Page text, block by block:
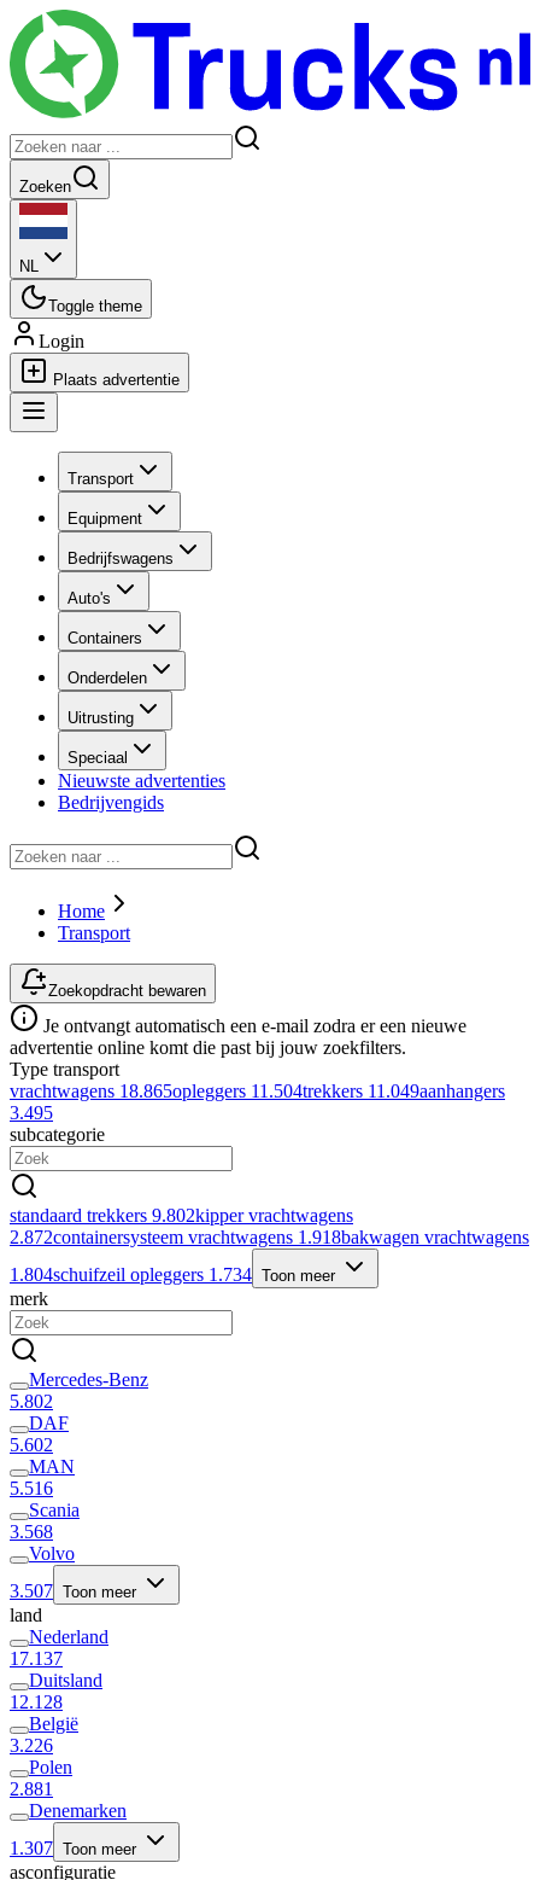
Zoeken
NL
Toggle theme
Login
Plaats advertentie
Transport
Equipment
Bedrijfswagens
Auto's
Containers
Onderdelen
Uitrusting
Speciaal
Nieuwste advertenties
Bedrijvengids
Home
Transport
Zoekopdracht bewaren
Je ontvangt automatisch een e-mail zodra er een nieuwe
advertentie online komt die past bij jouw zoekfilters.
Type transport
vrachtwagens 18.865opleggers 11.504trekkers 11.049aanhangers
3.495
subcategorie
standaard trekkers 9.802kipper vrachtwagens
2.872containersysteem vrachtwagens 1.918bakwagen vrachtwagens
1.804schuifzeil opleggers 1.734 Toon meer
merk
Mercedes-Benz
5.802
DAF
5.602
MAN
5.516
Scania
3.568
Volvo
3.507 Toon meer
land
Nederland
17.137
Duitsland
12.128
België
3.226
Polen
2.881
Denemarken
1.307 Toon meer
asconfiguratie